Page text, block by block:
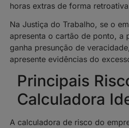
horas extras de forma
Na Justiça do Trabalho, se o
apresenta o cartão de ponto, a
ganha presunção de
apresente evidências do
Principais
Calculadora
A calculadora de risco do